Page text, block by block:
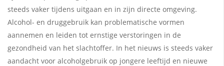
steeds vaker tijdens uitgaan en in zijn directe omgeving.
Alcohol- en druggebruik kan problematische vormen
aannemen en leiden tot ernstige verstoringen in de
gezondheid van het slachtoffer. In het nieuws is steeds vaker
aandacht voor alcoholgebruik op jongere leeftijd en nieuwe